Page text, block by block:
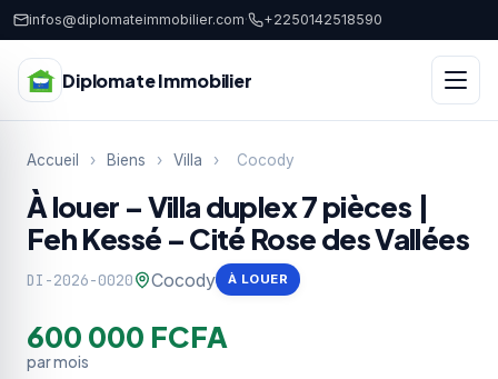
infos@diplomateimmobilier.com· +2250142518590
Diplomate Immobilier
Accueil › Biens › Villa › Cocody
À louer – Villa duplex 7 pièces |
Feh Kessé – Cité Rose des Vallées
DI-2026-0020 Cocody À LOUER
600 000 FCFA
par mois